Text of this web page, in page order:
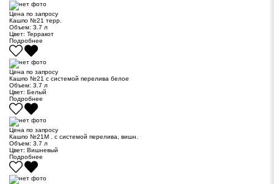
Цена по запросу
Кашпо №21 терр.
Объем: 3.7 л
Цвет: Терракот
Подробнее
Цена по запросу
Кашпо №21 с системой перелива белое
Объем: 3.7 л
Цвет: Белый
Подробнее
Цена по запросу
Кашпо №21М . с системой перелива, вишн.
Объем: 3.7 л
Цвет: Вишневый
Подробнее